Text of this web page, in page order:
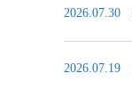
2026.07.30
2026.07.19